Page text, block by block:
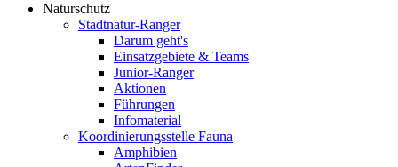
Naturschutz
Stadtnatur-Ranger
Darum geht's
Einsatzgebiete & Teams
Junior-Ranger
Aktionen
Führungen
Infomaterial
Koordinierungsstelle Fauna
Amphibien